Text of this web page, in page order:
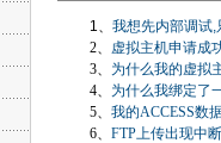
1、 我想先内部调试
2、 虚拟主机申请成
3、 为什么我的虚拟
4、 为什么我绑定了
5、 我的ACCESS数
6、 FTP上传出现中